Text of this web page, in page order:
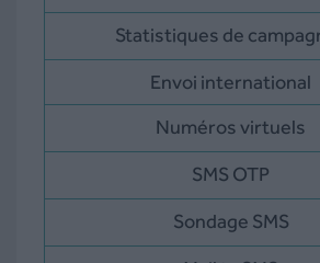
Statistiques de
Envoi international
Numéros virtuels
SMS OTP
Sondage SMS